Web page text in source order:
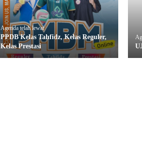
Agenda telah lewat
PPDB Kelas Tahfidz, Kelas Reguler,
Kelas Prestasi